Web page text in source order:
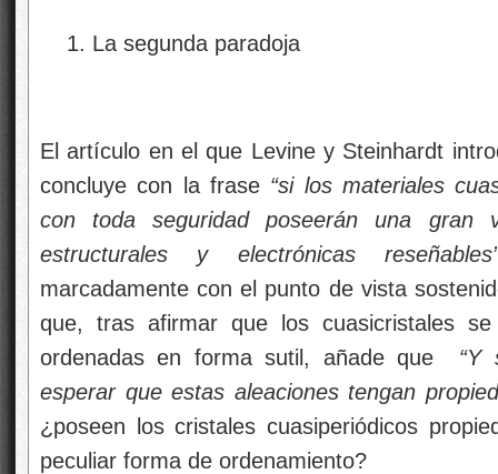
La segunda paradoja
El artículo en el que Levine y Steinhardt
concluye con la frase “si los materiales
con toda seguridad poseerán una gran
estructurales y electrónicas
marcadamente con el punto de vista
que, tras afirmar que los cuasicristales
ordenadas en forma sutil, añade que “Y
esperar que estas aleaciones tengan
¿poseen los cristales cuasiperiódicos
peculiar forma de ordenamiento?